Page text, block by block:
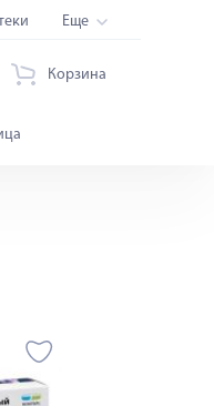
Еще
Корзина